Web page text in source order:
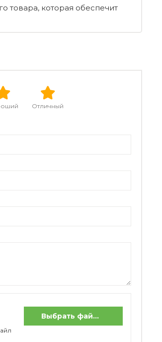
товара, которая обеспечит
Отличный
Выбрать файлы